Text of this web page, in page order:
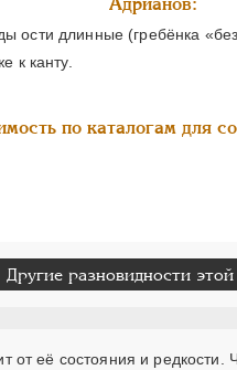
ости длинные (гребёнка «без
к канту.
по каталогам для
Другие разновидности
от её состояния и